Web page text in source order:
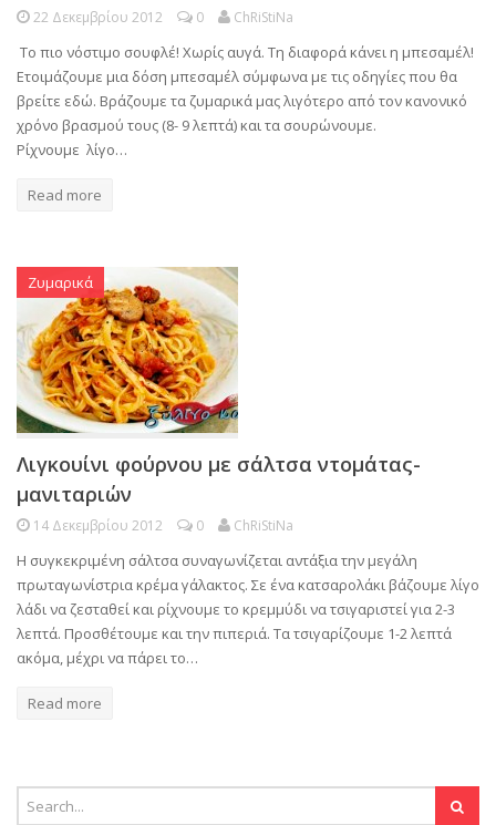
22 Δεκεμβρίου 2012 0 ChRiStiNa
Το πιο νόστιμο σουφλέ! Χωρίς αυγά. Τη διαφορά κάνει η μπεσαμέλ!
Ετοιμάζουμε μια δόση μπεσαμέλ σύμφωνα με τις οδηγίες που θα
βρείτε εδώ. Βράζουμε τα ζυμαρικά μας λιγότερο από τον κανονικό
χρόνο βρασμού τους (8- 9 λεπτά) και τα σουρώνουμε.
Ρίχνουμε λίγο…
Read more
Ζυμαρικά
Λιγκουίνι φούρνου με σάλτσα ντομάτας-
μανιταριών
14 Δεκεμβρίου 2012 0 ChRiStiNa
Η συγκεκριμένη σάλτσα συναγωνίζεται αντάξια την μεγάλη
πρωταγωνίστρια κρέμα γάλακτος. Σε ένα κατσαρολάκι βάζουμε λίγο
λάδι να ζεσταθεί και ρίχνουμε το κρεμμύδι να τσιγαριστεί για 2-3
λεπτά. Προσθέτουμε και την πιπεριά. Τα τσιγαρίζουμε 1-2 λεπτά
ακόμα, μέχρι να πάρει το…
Read more